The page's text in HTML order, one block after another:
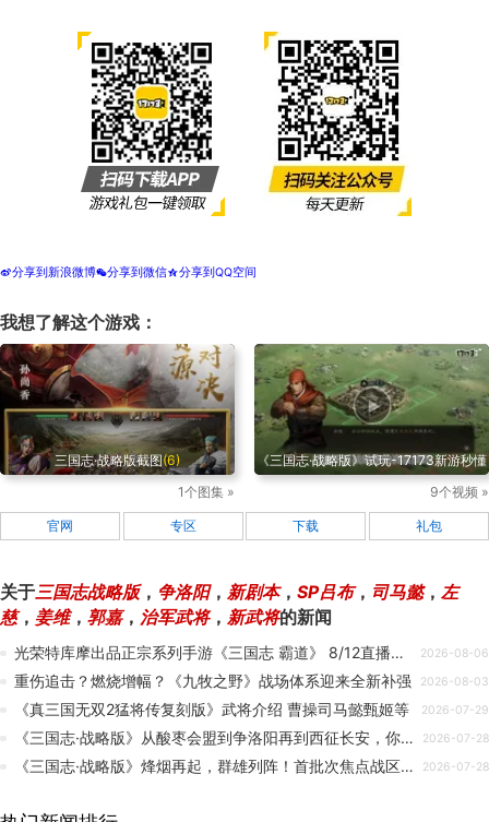
t分享到新浪微博w分享到微信z分享到QQ空间
我想了解这个游戏：
三国志·战略版截图(6)
1个图集 »
《三国志·战略版》试玩-17173新游秒懂
9个视频 »
官网 专区 下载 礼包
关于三国志战略版， 争洛阳， 新剧本， SP吕布， 司马懿， 左
慈， 姜维， 郭嘉， 治军武将， 新武将的新闻
光荣特库摩出品正宗系列手游《三国志 霸道》 8/12直播消息预告 宣布最新强档内容 2026-08-06
重伤追击？燃烧增幅？《九牧之野》战场体系迎来全新补强 2026-08-03
《真三国无双2猛将传复刻版》武将介绍 曹操司马懿甄姬等 2026-07-29
《三国志·战略版》从酸枣会盟到争洛阳再到西征长安，你会加入董卓阵营吗？ 2026-07-28
《三国志·战略版》烽烟再起，群雄列阵！首批次焦点战区局势全面铺开 2026-07-28